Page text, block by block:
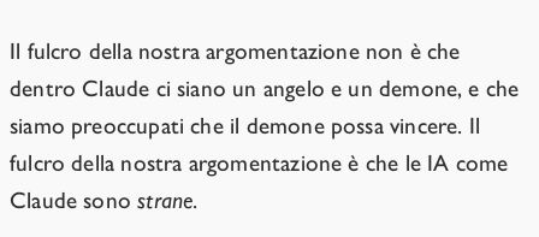
Il fulcro della nostra argomentazione non è che
dentro Claude ci siano un angelo e un demone, e che
siamo preoccupati che il demone possa vincere. Il
fulcro della nostra argomentazione è che le IA come
Claude sonostrane.